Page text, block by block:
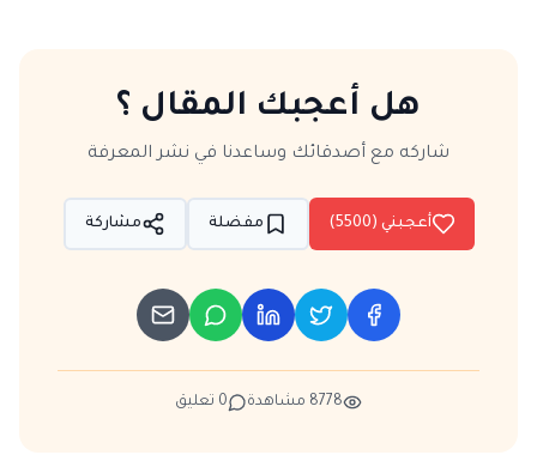
هل أعجبك المقال ؟
شاركه مع أصدقائك وساعدنا في نشر المعرفة
أعجبني (5500
) مفضلة مشاركة
8778 مشاهدة 0 تعليق